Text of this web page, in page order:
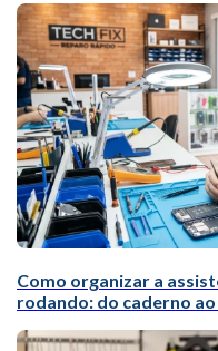
Como organizar a
rodando: do caderno